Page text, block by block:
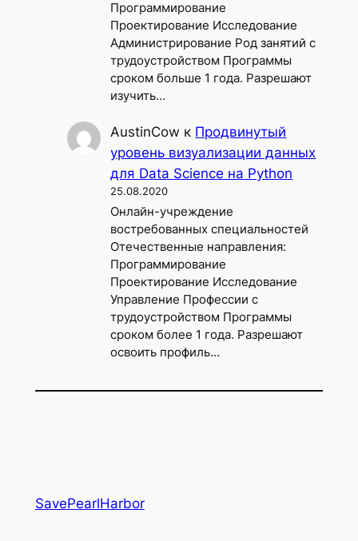
Программирование
Проектирование Исследование
Администрирование Род занятий с
трудоустройством Программы
сроком больше 1 года. Разрешают
изучить…
AustinCow к Продвинутый
уровень визуализации данных
для Data Science на Python
25.08.2020
Онлайн-учреждение
востребованных специальностей
Отечественные направления:
Программирование
Проектирование Исследование
Управление Профессии с
трудоустройством Программы
сроком более 1 года. Разрешают
освоить профиль…
SavePearlHarbor